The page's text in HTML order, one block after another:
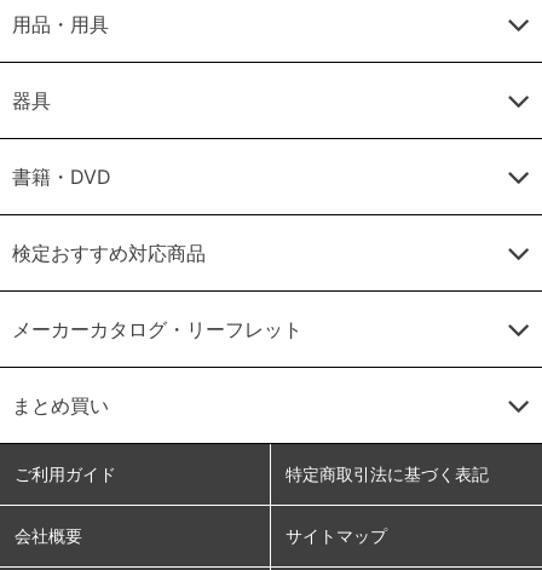
用品・用具
器具
書籍・DVD
検定おすすめ対応商品
メーカーカタログ・リーフレット
まとめ買い
ご利用ガイド 特定商取引法に基づく表記
会社概要 サイトマップ